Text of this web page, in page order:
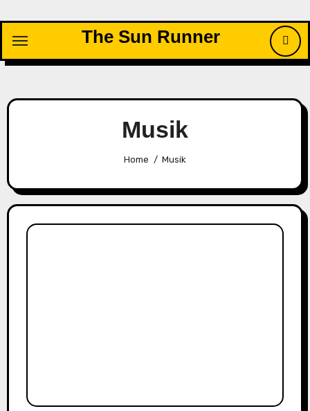
content
The Sun Runner
Musik
Home Musik